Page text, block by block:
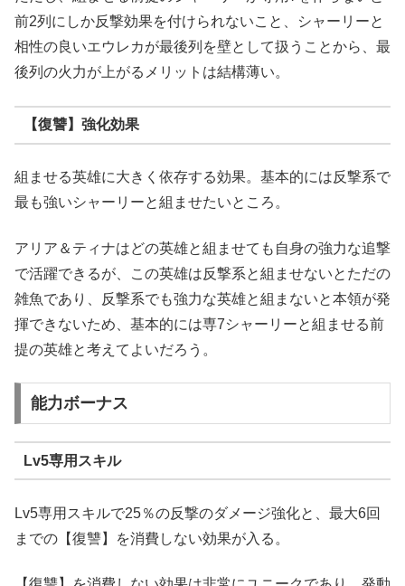
前2列にしか反撃効果を付けられないこと、シャーリーと
相性の良いエウレカが最後列を壁として扱うことから、最
後列の火力が上がるメリットは結構薄い。
【復讐】強化効果
組ませる英雄に大きく依存する効果。基本的には反撃系で
最も強いシャーリーと組ませたいところ。
アリア＆ティナはどの英雄と組ませても自身の強力な追撃
で活躍できるが、この英雄は反撃系と組ませないとただの
雑魚であり、反撃系でも強力な英雄と組まないと本領が発
揮できないため、基本的には専7シャーリーと組ませる前
提の英雄と考えてよいだろう。
能力ボーナス
Lv5専用スキル
Lv5専用スキルで25％の反撃のダメージ強化と、最大6回
までの【復讐】を消費しない効果が入る。